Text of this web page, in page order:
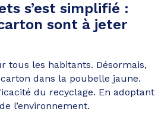
s’est simplifié :
sont à jeter
tous les habitants. Désormais,
dans la poubelle jaune.
du recyclage. En adoptant
l’environnement.